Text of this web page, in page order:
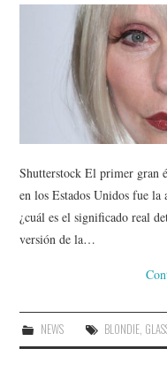
Shutterstock El primer gran
en los Estados Unidos fue
¿cuál es el significado real
versión de la…
NEWS BLONDIE,